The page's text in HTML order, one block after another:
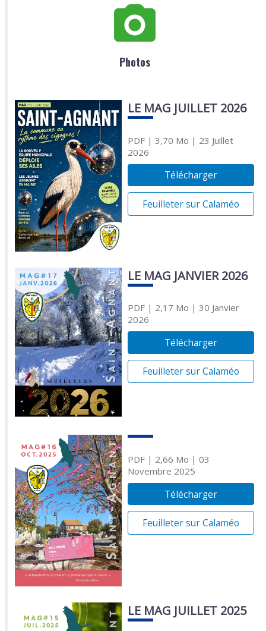
Photos
LE MAG JUILLET 2026
PDF| 3,70 Mo | 23 Juillet
2026
Télécharger
Feuilleter sur Calaméo
LE MAG JANVIER 2026
PDF| 2,17 Mo | 30 Janvier
2026
Télécharger
Feuilleter sur Calaméo
PDF| 2,66 Mo | 03
Novembre 2025
Télécharger
Feuilleter sur Calaméo
LE MAG JUILLET 2025